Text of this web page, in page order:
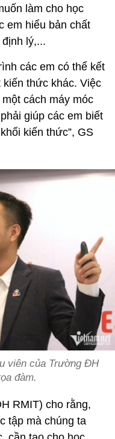
làm cho học
em hiểu bản chất
lý,...
các em có thể kết
thức khác. Việc
cách máy móc
giúp các em biết
kiến thức”, GS
viên của Trường ĐH
đàm.
RMIT) cho rằng,
tập mà chúng ta